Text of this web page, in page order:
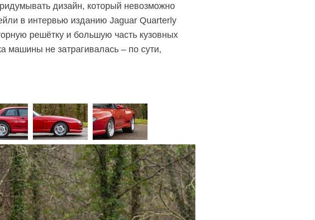
дизайн, который невозможно
в интервью изданию Jaguar Quarterly
решётку и большую часть кузовных
машины не затрагивалась – по сути,